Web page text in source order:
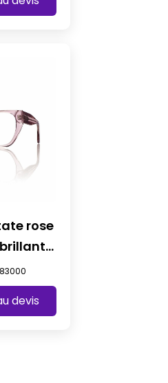
rose
t56
devis